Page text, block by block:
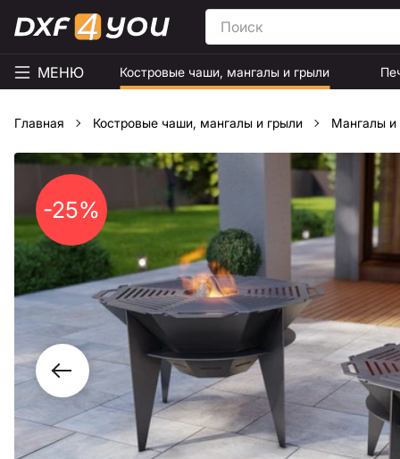
МЕНЮ Костровые чаши, мангалы и грыли
Главная Костровые чаши, мангалы и грыли Мангалы и
-25%